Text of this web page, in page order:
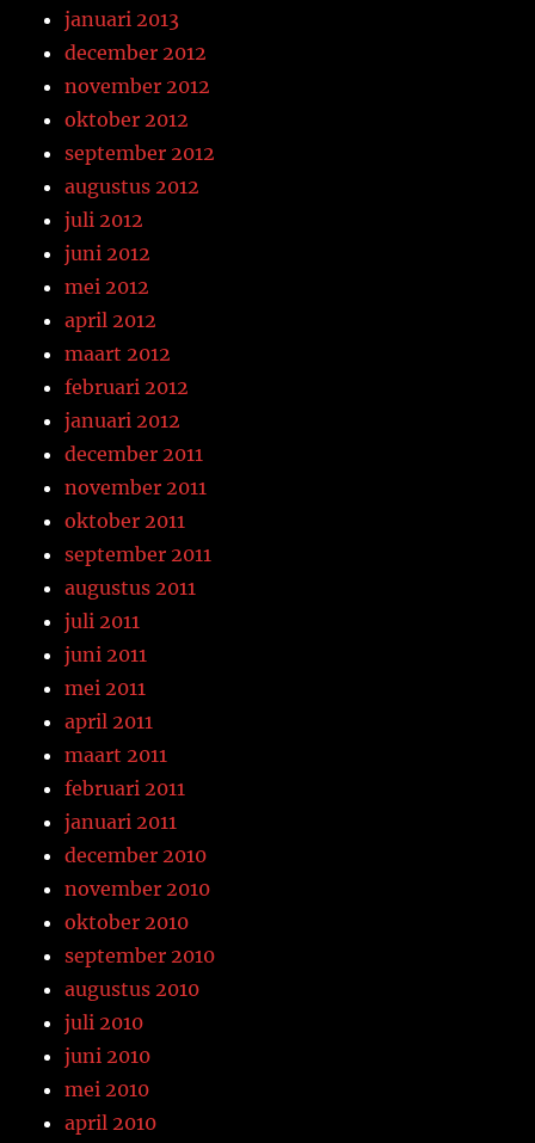
januari 2013
december 2012
november 2012
oktober 2012
september 2012
augustus 2012
juli 2012
juni 2012
mei 2012
april 2012
maart 2012
februari 2012
januari 2012
december 2011
november 2011
oktober 2011
september 2011
augustus 2011
juli 2011
juni 2011
mei 2011
april 2011
maart 2011
februari 2011
januari 2011
december 2010
november 2010
oktober 2010
september 2010
augustus 2010
juli 2010
juni 2010
mei 2010
april 2010